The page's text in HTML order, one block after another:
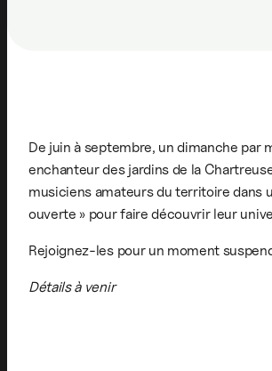
De juin à septembre, un dimanche par
enchanteur des jardins de la
musiciens amateurs du territoire dans
ouverte » pour faire découvrir leur
Rejoignez-les pour un moment
Détails à venir